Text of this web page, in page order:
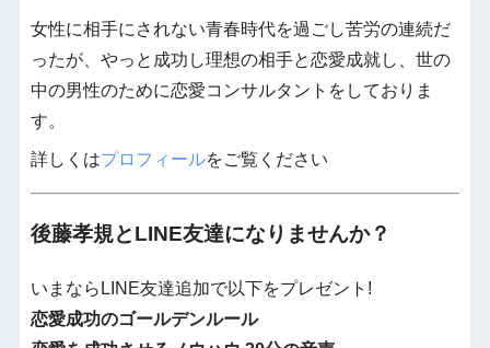
女性に相手にされない青春時代を過ごし苦労の連続だ
ったが、やっと成功し理想の相手と恋愛成就し、世の
中の男性のために恋愛コンサルタントをしておりま
す。
詳しくはプロフィールをご覧ください
後藤孝規とLINE友達になりませんか？
いまならLINE友達追加で以下をプレゼント!
恋愛成功のゴールデンルール